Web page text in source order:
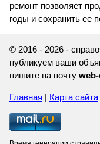
ремонт позволяет
годы и сохранить ее
© 2016 - 2026 -
публикуем ваши
пишите на почту
Главная | Карта сайта